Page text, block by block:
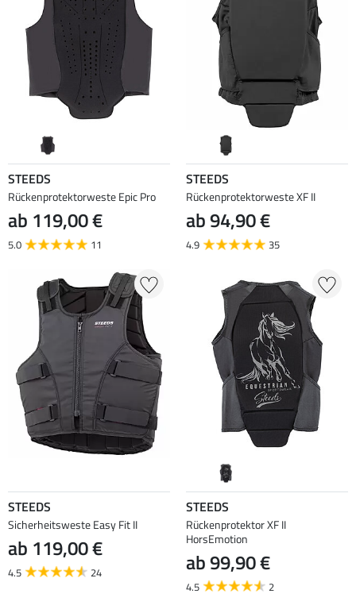
STEEDS
Rückenprotektorweste Epic Pro
ab 119,00 €
5.0 11
STEEDS
Rückenprotektorweste XF II
ab 94,90 €
4.9 35
STEEDS
Sicherheitsweste Easy Fit II
ab 119,00 €
4.5 24
STEEDS
Rückenprotektor XF II
HorsEmotion
ab 99,90 €
4.5 2